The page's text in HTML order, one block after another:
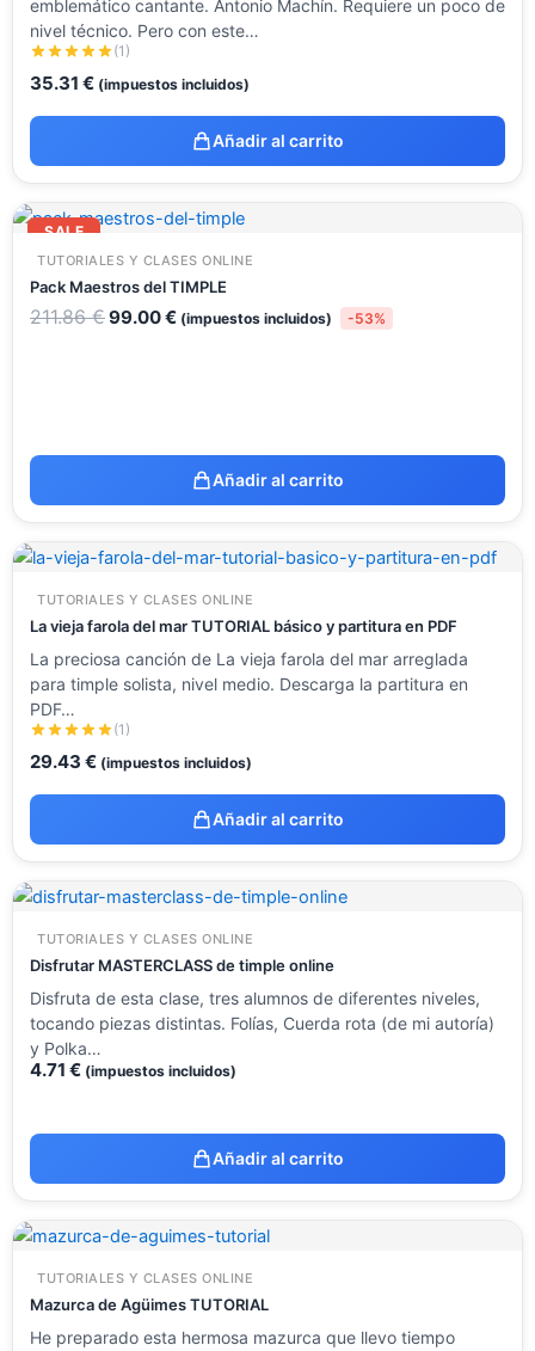
emblemático cantante. Antonio Machín. Requiere un poco de
nivel técnico. Pero con este…
(1)
35.31 € (impuestos incluidos)
Añadir al carrito
SALE
TUTORIALES Y CLASES ONLINE
Pack Maestros del TIMPLE
211.86€
El
precio
era:
211.86 €.
99.00€
El
precio
es:
99.00 €.
(impuestos incluidos) -53%
Añadir al carrito
TUTORIALES Y CLASES ONLINE
La vieja farola del mar TUTORIAL básico y partitura en PDF
La preciosa canción de La vieja farola del mar arreglada
para timple solista, nivel medio. Descarga la partitura en
PDF…
(1)
29.43 € (impuestos incluidos)
Añadir al carrito
TUTORIALES Y CLASES ONLINE
Disfrutar MASTERCLASS de timple online
Disfruta de esta clase, tres alumnos de diferentes niveles,
tocando piezas distintas. Folías, Cuerda rota (de mi autoría)
y Polka…
4.71 € (impuestos incluidos)
Añadir al carrito
TUTORIALES Y CLASES ONLINE
Mazurca de Agüimes TUTORIAL
He preparado esta hermosa mazurca que llevo tiempo